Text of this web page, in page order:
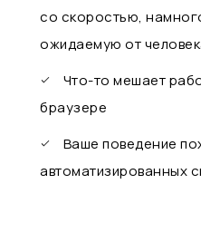
со скоростью,
ожидаемую от
Что-то мешает
браузере
Ваше поведение
автоматизированных